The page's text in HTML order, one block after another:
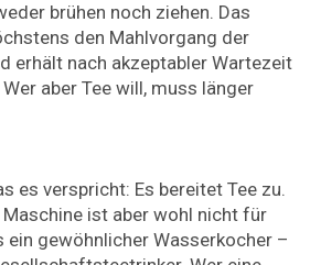
brühen noch ziehen. Das
den Mahlvorgang der
erhält nach akzeptabler Wartezeit
aber Tee will, muss länger
es verspricht: Es bereitet Tee zu.
ist aber wohl nicht für
ein gewöhnlicher Wasserkocher –